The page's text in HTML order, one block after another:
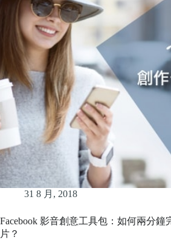
31 8 月, 2018
Facebook 影音創意工具包：如何兩分鐘
片？